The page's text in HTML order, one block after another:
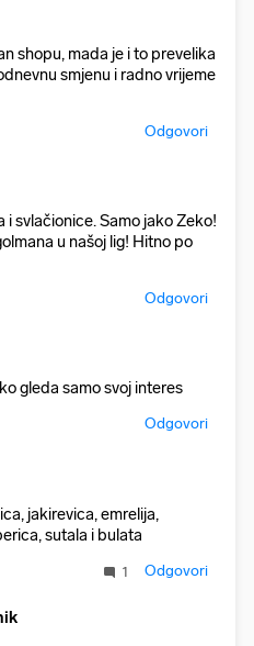
shopu, mada je i to prevelika
smjenu i radno vrijeme
Odgovori
i svlačionice. Samo jako Zeko!
u našoj lig! Hitno po
Odgovori
gleda samo svoj interes
Odgovori
jakirevica, emrelija,
sutala i bulata
1 Odgovori